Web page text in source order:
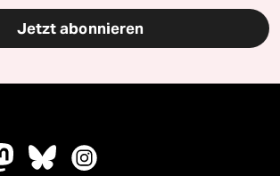
Jetzt abonnieren